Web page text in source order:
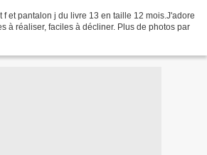
f et pantalon j du livre 13 en taille 12 mois.J'adore
à réaliser, faciles à décliner. Plus de photos par